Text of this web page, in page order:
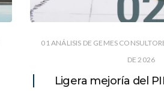
01 ANÁLISIS DE GEMES
DE 2026
Ligera mejoría del